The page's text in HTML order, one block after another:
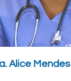
Alice Mendes